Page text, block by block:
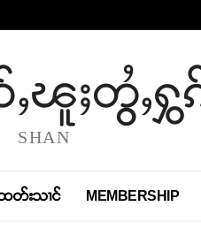
ႇၽူႈတွႆႇႁွ
SHAN
ထတ်းသၢင် MEMBERSHIP